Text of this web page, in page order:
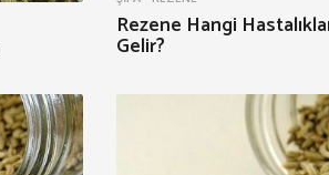
Rezene Hangi
Gelir?